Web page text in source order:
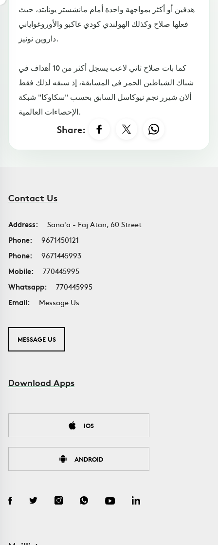
هدفين أو أكثر بمواجهة واحدة أمام مانشستر يونايتد، حيث
فعلها صلاح وكذلك الهولندي كودي غاكبو والأوروغواياني
داروين نونيز.
كما بات صلاح ثاني لاعب يسجل أكثر من 10 أهداف في
شباك الشياطين الحمر في المسابقة، إذ سبقه لذلك فقط
ألان شيرر نجم نيوكاسل السابق بحسب "سكاوكا" شبكة
الإحصاءات العالمية.
Share:
Contact Us
Address:
Sana'a - Faj Atan, 60 Street
Phone:
9671450121
Phone:
9671445993
Mobile:
770445995
Whatsapp:
770445995
Email:
Message Us
MESSAGE US
Download Apps
IOS
ANDROID